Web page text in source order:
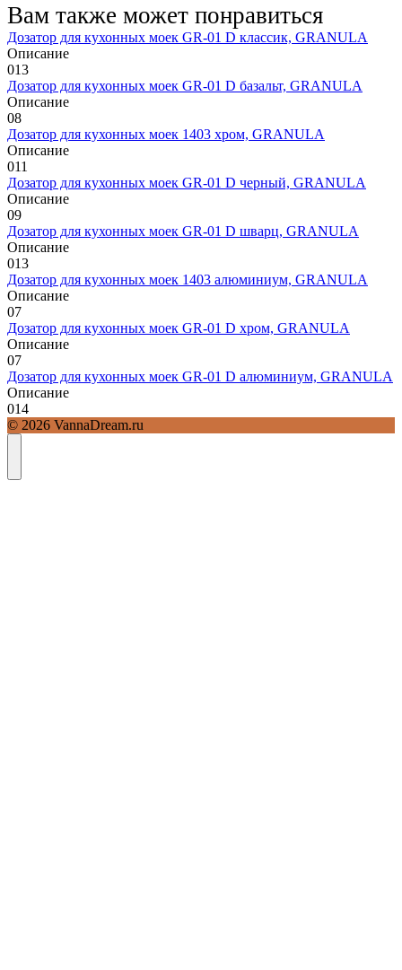
Вам также может понравиться
Дозатор для кухонных моек GR-01 D классик, GRANULA
Описание
013
Дозатор для кухонных моек GR-01 D базальт, GRANULA
Описание
08
Дозатор для кухонных моек 1403 хром, GRANULA
Описание
011
Дозатор для кухонных моек GR-01 D черный, GRANULA
Описание
09
Дозатор для кухонных моек GR-01 D шварц, GRANULA
Описание
013
Дозатор для кухонных моек 1403 алюминиум, GRANULA
Описание
07
Дозатор для кухонных моек GR-01 D хром, GRANULA
Описание
07
Дозатор для кухонных моек GR-01 D алюминиум, GRANULA
Описание
014
© 2026 VannaDream.ru